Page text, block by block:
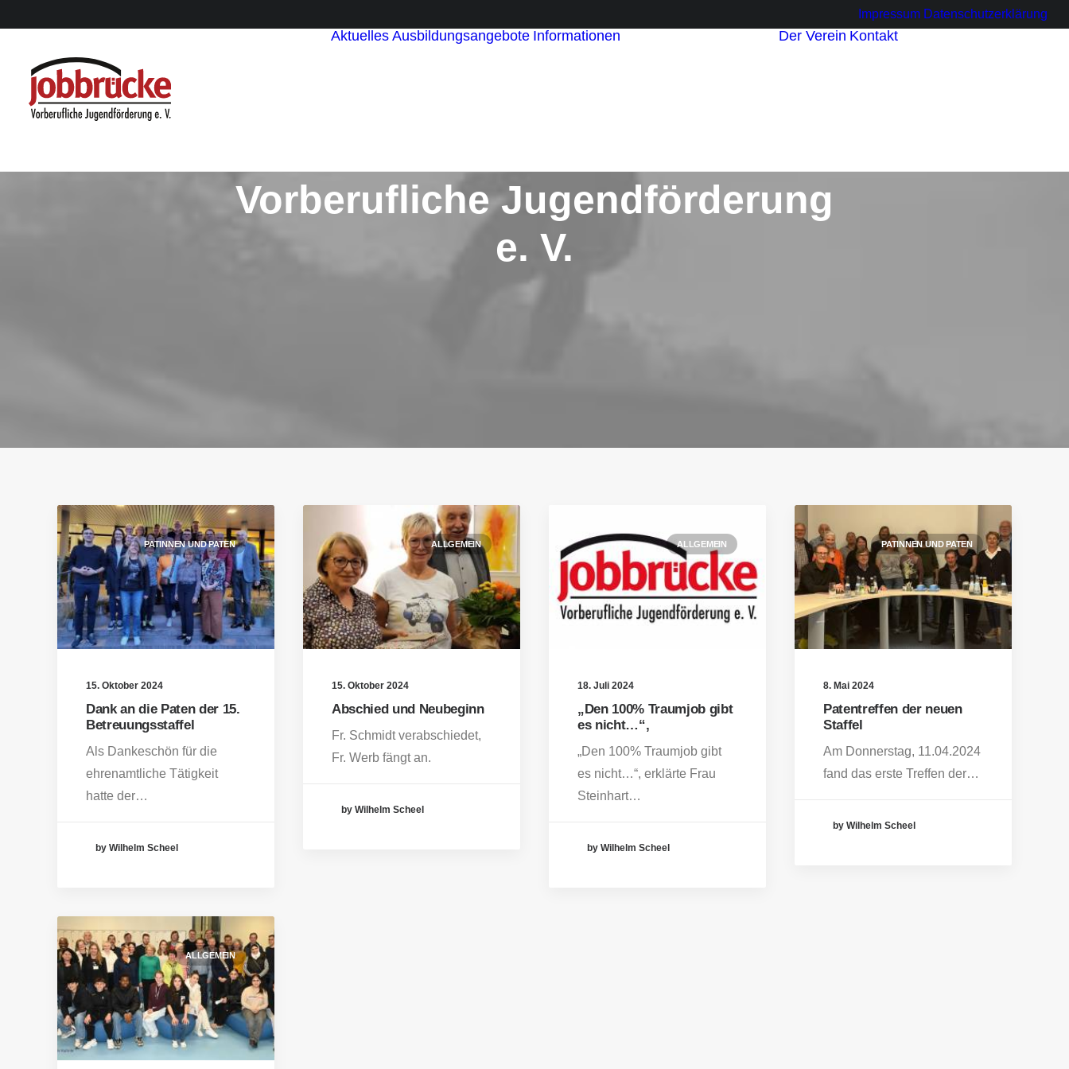
Impressum Datenschutzerklärung
Aktuelles Ausbildungsangebote Informationen Der Verein Kontakt
Vorberufliche Jugendförderung
e. V.
PATINNEN UND PATEN
15. Oktober 2024
Dank an die Paten der 15.
Betreuungsstaffel
Als Dankeschön für die
ehrenamtliche Tätigkeit
hatte der…
by Wilhelm Scheel
ALLGEMEIN
15. Oktober 2024
Abschied und Neubeginn
Fr. Schmidt verabschiedet,
Fr. Werb fängt an.
by Wilhelm Scheel
ALLGEMEIN
18. Juli 2024
„Den 100% Traumjob gibt
es nicht…“,
„Den 100% Traumjob gibt
es nicht…“, erklärte Frau
Steinhart…
by Wilhelm Scheel
PATINNEN UND PATEN
8. Mai 2024
Patentreffen der neuen
Staffel
Am Donnerstag, 11.04.2024
fand das erste Treffen der…
by Wilhelm Scheel
ALLGEMEIN